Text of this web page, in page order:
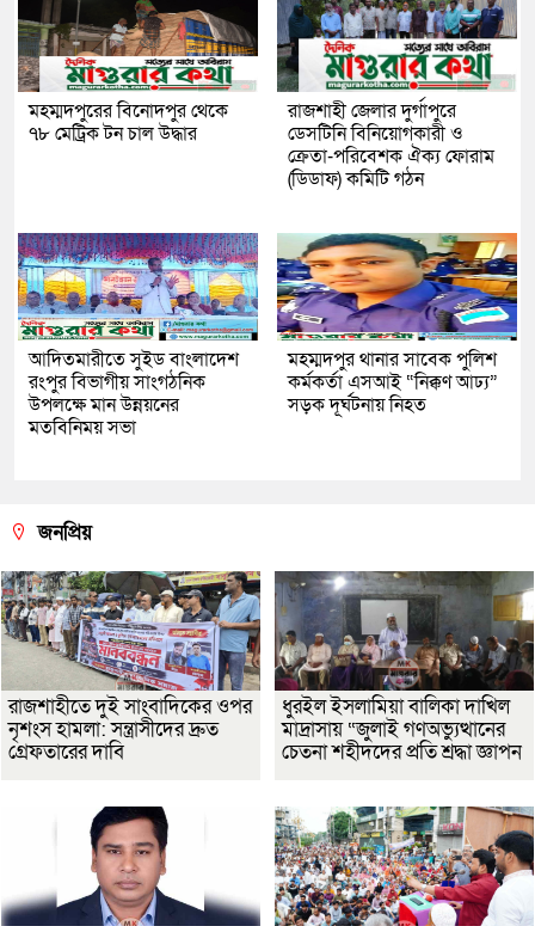
মহম্মদপুরের বিনোদপুর থেকে
৭৮ মেট্রিক টন চাল উদ্ধার
রাজশাহী জেলার দুর্গাপুরে
ডেসটিনি বিনিয়োগকারী ও
ক্রেতা-পরিবেশক ঐক্য ফোরাম
(ডিডাফ) কমিটি গঠন
আদিতমারীতে সুইড বাংলাদেশ
রংপুর বিভাগীয় সাংগঠনিক
উপলক্ষে মান উন্নয়নের
মতবিনিময় সভা
মহম্মদপুর থানার সাবেক পুলিশ
কর্মকর্তা এসআই “নিক্কণ আঢ্য”
সড়ক দূর্ঘটনায় নিহত
জনপ্রিয়
রাজশাহীতে দুই সাংবাদিকের ওপর
নৃশংস হামলা: সন্ত্রাসীদের দ্রুত
গ্রেফতারের দাবি
ধুরইল ইসলামিয়া বালিকা দাখিল
মাদ্রাসায় “জুলাই গণঅভ্যুত্থানের
চেতনা শহীদদের প্রতি শ্রদ্ধা জ্ঞাপন